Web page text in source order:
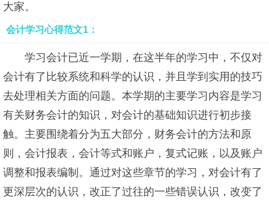
大家。
会计学习心得范文1：
学习会计已近一学期，在这半年的学习中，不仅对
会计有了比较系统和科学的认识，并且学到实用的技巧
去处理相关方面的问题。本学期的主要学习内容是学习
有关财务会计的知识，对会计的基础知识进行初步接
触。主要围绕着分为五大部分，财务会计的方法和原
则，会计报表，会计等式和账户，复式记账，以及账户
调整和报表编制。通过对这些章节的学习，对会计有了
更深层次的认识，改正了过往的一些错误认识，改变了